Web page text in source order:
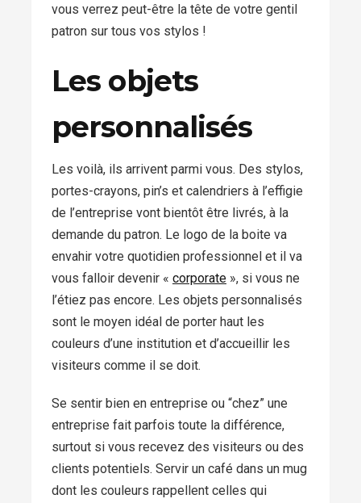
vous verrez peut-être la tête de votre gentil
patron sur tous vos stylos !
Les objets
personnalisés
Les voilà, ils arrivent parmi vous. Des stylos,
portes-crayons, pin’s et calendriers à l’effigie
de l’entreprise vont bientôt être livrés, à la
demande du patron. Le logo de la boite va
envahir votre quotidien professionnel et il va
vous falloir devenir « corporate », si vous ne
l’étiez pas encore. Les objets personnalisés
sont le moyen idéal de porter haut les
couleurs d’une institution et d’accueillir les
visiteurs comme il se doit.
Se sentir bien en entreprise ou “chez” une
entreprise fait parfois toute la différence,
surtout si vous recevez des visiteurs ou des
clients potentiels. Servir un café dans un mug
dont les couleurs rappellent celles qui